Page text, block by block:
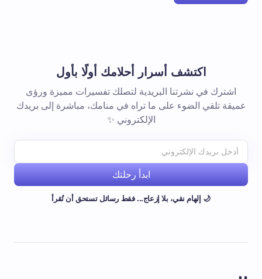
اكتشف أسرار أحلامك أولًا بأول
اشترك في نشرتنا البريدية لتصلك تفسيرات مميزة ورؤى
عميقة تلقي الضوء على ما تراه في منامك، مباشرة إلى بريدك
الإلكتروني ✨
ابدأ رحلتك
🌙 إلهام نقي، بلا إزعاج... فقط رسائل تستحق أن تُقرأ